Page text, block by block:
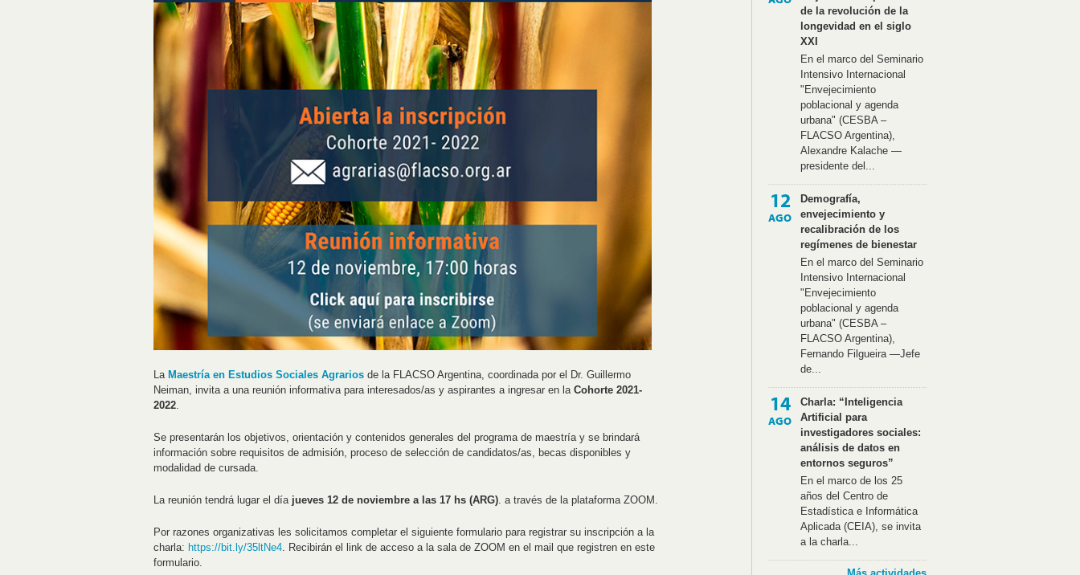
La Maestría en Estudios Sociales Agrarios de la FLACSO Argentina, coordinada por el Dr. Guillermo
Neiman, invita a una reunión informativa para interesados/as y aspirantes a ingresar en la Cohorte 2021-
2022.
Se presentarán los objetivos, orientación y contenidos generales del programa de maestría y se brindará
información sobre requisitos de admisión, proceso de selección de candidatos/as, becas disponibles y
modalidad de cursada.
La reunión tendrá lugar el día jueves 12 de noviembre a las 17 hs (ARG) . a través de la plataforma ZOOM.
Por razones organizativas les solicitamos completar el siguiente formulario para registrar su inscripción a la
charla: https://bit.ly/35ltNe4 . Recibirán el link de acceso a la sala de ZOOM en el mail que registren en este
formulario.
de la revolución de la
longevidad en el siglo
XXI
En el marco del Seminario
Intensivo Internacional
"Envejecimiento
poblacional y agenda
urbana" (CESBA –
FLACSO Argentina),
Alexandre Kalache —
presidente del...
12
AGO
Demografía,
envejecimiento y
recalibración de los
regímenes de bienestar
En el marco del Seminario
Intensivo Internacional
"Envejecimiento
poblacional y agenda
urbana" (CESBA –
FLACSO Argentina),
Fernando Filgueira —Jefe
de...
14
AGO
Charla: “Inteligencia
Artificial para
investigadores sociales:
análisis de datos en
entornos seguros”
En el marco de los 25
años del Centro de
Estadística e Informática
Aplicada (CEIA), se invita
a la charla...